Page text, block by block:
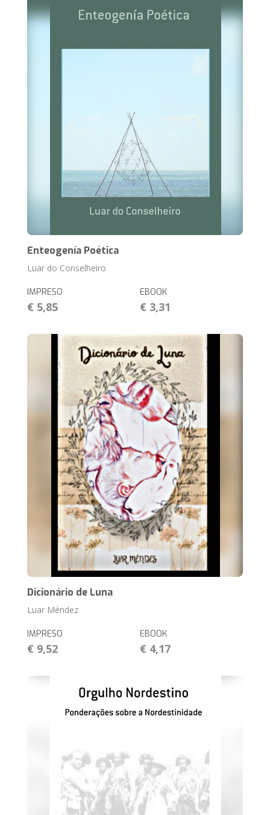
Enteogenía Poética
Luar do Conselheiro
IMPRESO
€ 5,85
EBOOK
€ 3,31
Dicionário de Luna
Luar Méndez
IMPRESO
€ 9,52
EBOOK
€ 4,17